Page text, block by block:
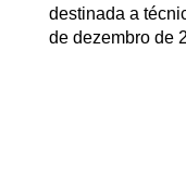
destinada a
de dezembro de